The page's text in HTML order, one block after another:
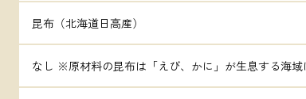
昆布（北海道日高産）
なし ※原材料の昆布は「えび、かに」が生息する海